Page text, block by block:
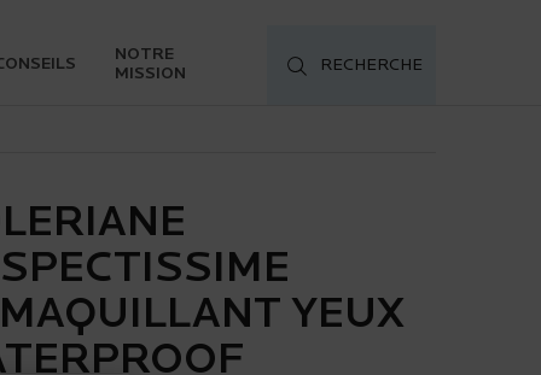
NOTRE
MISSION
RECHERCHE
YEUX